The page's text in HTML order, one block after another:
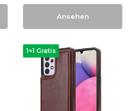
Ansehen
1+1 Gratis